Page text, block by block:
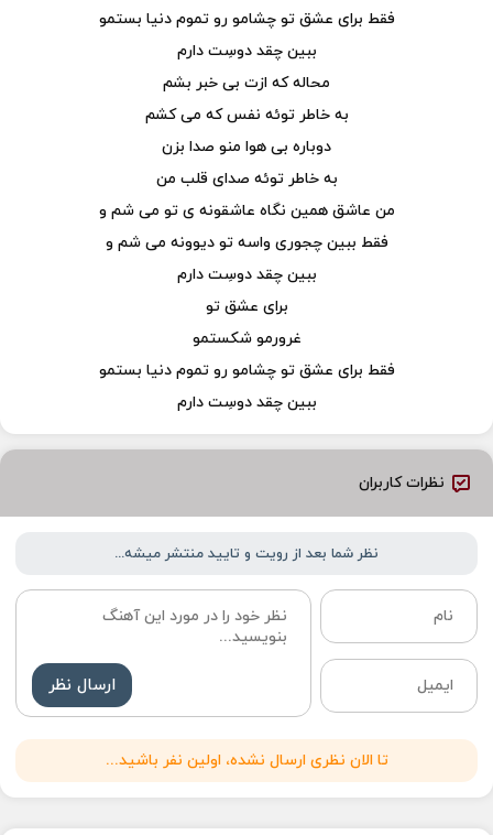
فقط براى عشق تو چشامو رو تموم دنیا بستمو
ببین چقد دوسِت دارم
محاله که ازت بی خبر بشم
به خاطر توئه نفس که مى کشم
دوباره بى هوا منو صدا بزن
به خاطر توئه صداى قلب من
من عاشق همین نگاه عاشقونه ى تو مى شم و
فقط ببین چجورى واسه تو دیوونه مى شم و
ببین چقد دوسِت دارم
براى عشق تو
غرورمو شکستمو
فقط براى عشق تو چشامو رو تموم دنیا بستمو
ببین چقد دوسِت دارم
نظرات کاربران
نظر شما بعد از رویت و تایید منتشر میشه...
ارسال نظر
تا الان نظری ارسال نشده، اولین نفر باشید...